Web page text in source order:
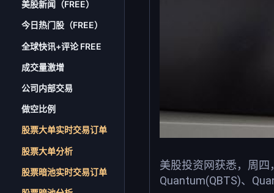
美股新闻（FREE）
今日热门股（FREE）
全球快讯+评论 FREE
成交量激增
公司内部交易
做空比例
股票大单实时交易订单
股票大单分析
股票暗池实时交易订单
美股投资网获悉，周四
Quantum(QBTS)、